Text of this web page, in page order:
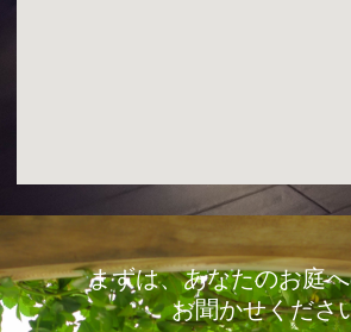
まずは、あなたのお庭
お聞かせくださ